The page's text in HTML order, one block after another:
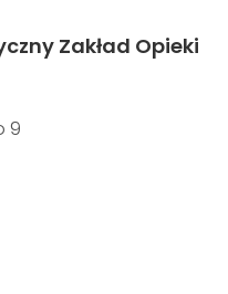
Zakład Opieki
9